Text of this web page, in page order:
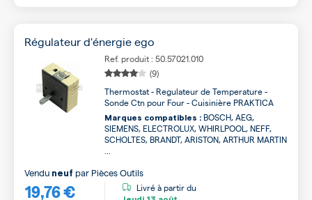
Régulateur d'énergie ego
Ref. produit : 50.57021.010
(9)
Thermostat - Regulateur de Temperature -
Sonde Ctn pour Four - Cuisinière PRAKTICA
Marques compatibles : BOSCH, AEG,
SIEMENS, ELECTROLUX, WHIRLPOOL, NEFF,
SCHOLTES, BRANDT, ARISTON, ARTHUR MARTIN
19,76 €
Vendu neuf par Pièces Outils
Livré à partir du